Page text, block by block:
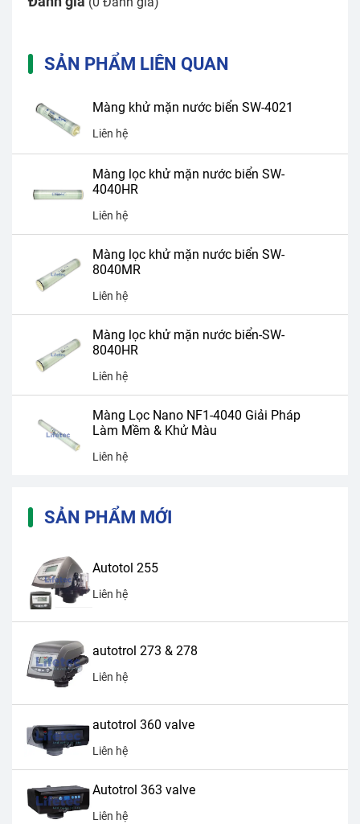
SẢN PHẨM LIÊN QUAN
Màng khử mặn nước biển SW-4021
Liên hệ
Màng lọc khử mặn nước biển SW-
4040HR
Liên hệ
Màng lọc khử mặn nước biển SW-
8040MR
Liên hệ
Màng lọc khử mặn nước biển-SW-
8040HR
Liên hệ
Màng Lọc Nano NF1-4040 Giải Pháp
Làm Mềm & Khử Màu
Liên hệ
SẢN PHẨM MỚI
Autotol 255
Liên hệ
autotrol 273 & 278
Liên hệ
autotrol 360 valve
Liên hệ
Autotrol 363 valve
Liên hệ